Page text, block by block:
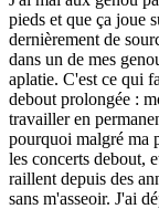
pieds et que ça joue
dernièrement de
dans un de mes
aplatie. C'est ce qui
debout prolongée :
travailler en
pourquoi malgré ma
les concerts debout,
raillent depuis des
sans m'asseoir. J'ai